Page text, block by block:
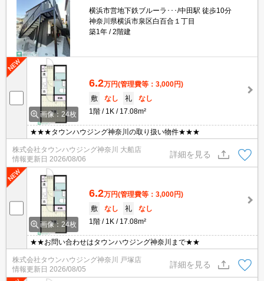
横浜市営地下鉄ブルーラ･･･/中田駅 徒歩10分
神奈川県横浜市泉区白百合１丁目
築1年
2階建
画像：24枚
6.2万円(管理費等：3,000円)
敷
なし 礼
なし
1階
1K 17.08m²
★★★タウンハウジング神奈川の取り扱い物件★★★
株式会社タウンハウジング神奈川 大船店
情報更新日 2026/08/06
詳細を見る
画像：24枚
6.2万円(管理費等：3,000円)
敷
なし 礼
なし
1階
1K 17.08m²
★★お問い合わせはタウンハウジング神奈川まで★★
株式会社タウンハウジング神奈川 戸塚店
情報更新日 2026/08/05
詳細を見る